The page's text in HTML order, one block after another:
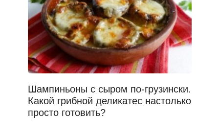
Шампиньоны с сыром по-грузински.
Какой грибной деликатес настолько
просто готовить?